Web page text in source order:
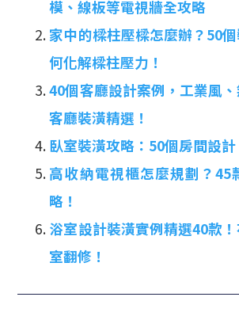
模、線板等電視牆全攻略
家中的樑柱壓樑怎麼辦？50
何化解樑柱壓力！
40個客廳設計案例，工業風
客廳裝潢精選！
臥室裝潢攻略：50個房間設
高收納電視櫃怎麼規劃？45
略！
浴室設計裝潢實例精選40款
室翻修！